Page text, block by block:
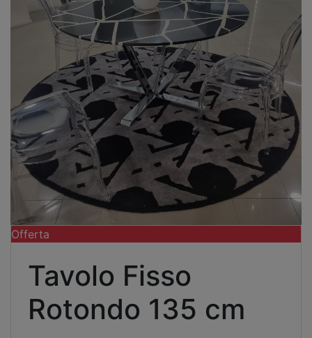
Offerta
Tavolo Fisso
Rotondo 135 cm